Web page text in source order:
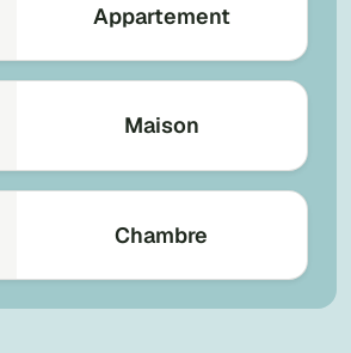
Appartement
Maison
Chambre